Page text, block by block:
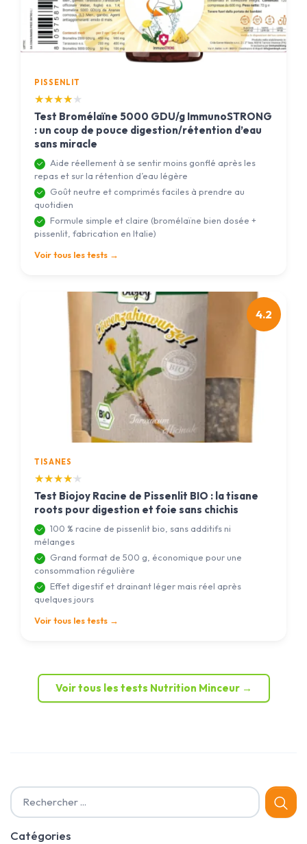
PISSENLIT
★★★★★
★★★★★
Test Bromélaïne 5000 GDU/g ImmunoSTRONG
: un coup de pouce digestion/rétention d’eau
sans miracle
Aide réellement à se sentir moins gonflé après les
repas et sur la rétention d’eau légère
Goût neutre et comprimés faciles à prendre au
quotidien
Formule simple et claire (bromélaïne bien dosée +
pissenlit, fabrication en Italie)
Voir tous les tests →
4.2
TISANES
★★★★★
★★★★★
Test Biojoy Racine de Pissenlit BIO : la tisane
roots pour digestion et foie sans chichis
100 % racine de pissenlit bio, sans additifs ni
mélanges
Grand format de 500 g, économique pour une
consommation régulière
Effet digestif et drainant léger mais réel après
quelques jours
Voir tous les tests →
Voir tous les tests Nutrition Minceur →
Catégories